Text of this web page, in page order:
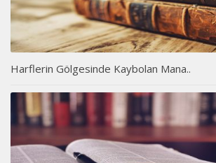
Harflerin Gölgesinde Kaybolan Mana..